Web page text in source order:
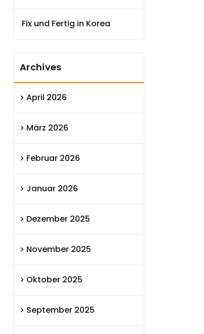
Fix und Fertig in Korea
Archives
April 2026
März 2026
Februar 2026
Januar 2026
Dezember 2025
November 2025
Oktober 2025
September 2025